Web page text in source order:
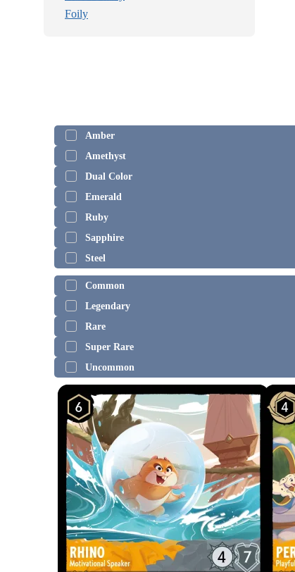
Foily
Amber
Amethyst
Dual Color
Emerald
Ruby
Sapphire
Steel
Common
Legendary
Rare
Super Rare
Uncommon